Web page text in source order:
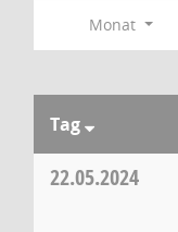
Monat
Tag
22.05.2024